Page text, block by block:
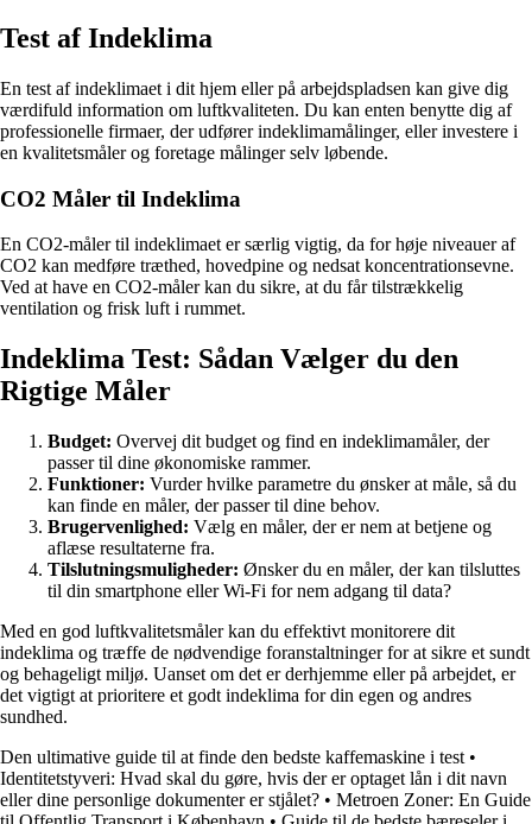
Test af Indeklima
En test af indeklimaet i dit hjem eller på arbejdspladsen kan give dig
værdifuld information om luftkvaliteten. Du kan enten benytte dig af
professionelle firmaer, der udfører indeklimamålinger, eller investere i
en kvalitetsmåler og foretage målinger selv løbende.
CO2 Måler til Indeklima
En CO2-måler til indeklimaet er særlig vigtig, da for høje niveauer af
CO2 kan medføre træthed, hovedpine og nedsat koncentrationsevne.
Ved at have en CO2-måler kan du sikre, at du får tilstrækkelig
ventilation og frisk luft i rummet.
Indeklima Test: Sådan Vælger du den
Rigtige Måler
Budget: Overvej dit budget og find en indeklimamåler, der
passer til dine økonomiske rammer.
Funktioner: Vurder hvilke parametre du ønsker at måle, så du
kan finde en måler, der passer til dine behov.
Brugervenlighed: Vælg en måler, der er nem at betjene og
aflæse resultaterne fra.
Tilslutningsmuligheder: Ønsker du en måler, der kan tilsluttes
til din smartphone eller Wi-Fi for nem adgang til data?
Med en god luftkvalitetsmåler kan du effektivt monitorere dit
indeklima og træffe de nødvendige foranstaltninger for at sikre et sundt
og behageligt miljø. Uanset om det er derhjemme eller på arbejdet, er
det vigtigt at prioritere et godt indeklima for din egen og andres
sundhed.
Den ultimative guide til at finde den bedste kaffemaskine i test •
Identitetstyveri: Hvad skal du gøre, hvis der er optaget lån i dit navn
eller dine personlige dokumenter er stjålet? • Metroen Zoner: En Guide